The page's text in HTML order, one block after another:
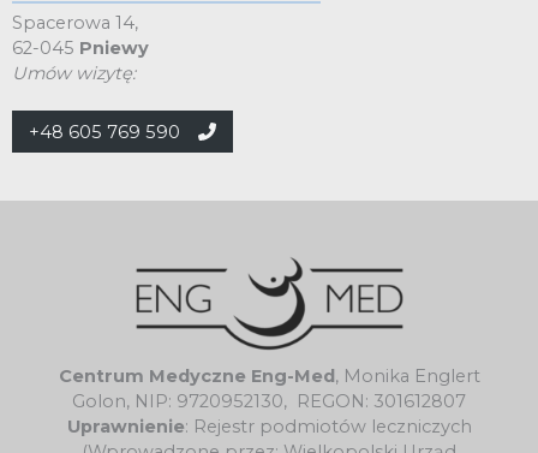
Spacerowa 14,
62-045 Pniewy
Umów wizytę:
+48 605 769 590
Centrum Medyczne Eng-Med, Monika Englert
Golon, NIP: 9720952130, REGON: 301612807
Uprawnienie: Rejestr podmiotów leczniczych